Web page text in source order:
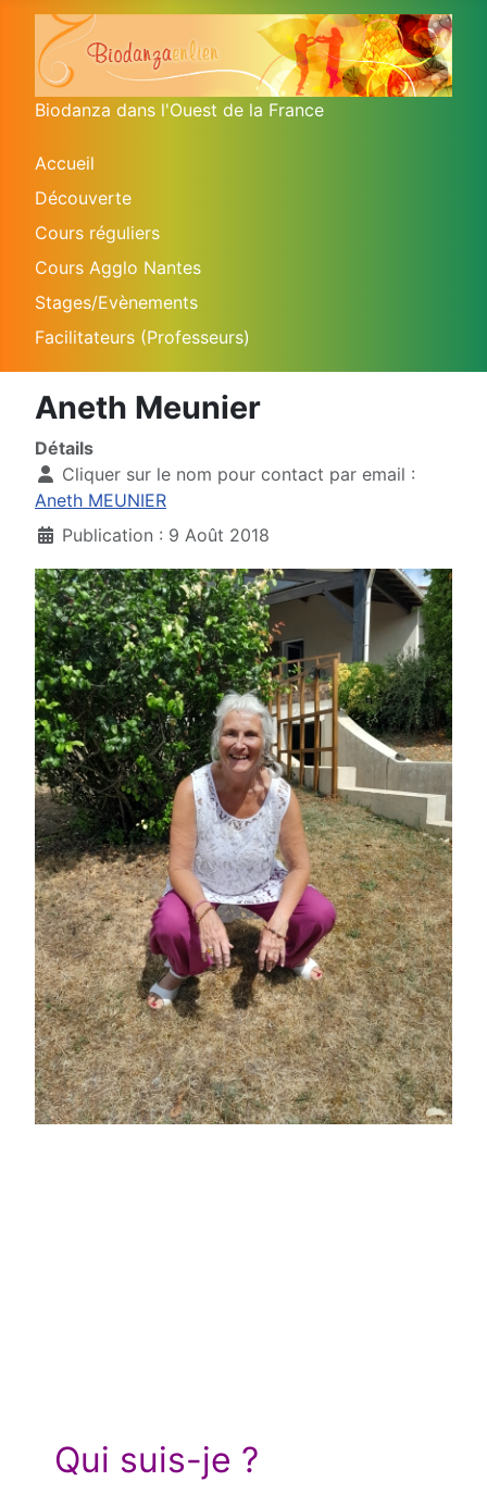
Biodanza dans l'Ouest de la France
Accueil
Découverte
Cours réguliers
Cours Agglo Nantes
Stages/Evènements
Facilitateurs (Professeurs)
Aneth Meunier
Détails
Cliquer sur le nom pour contact par email :
Aneth MEUNIER
Publication : 9 Août 2018
Qui suis-je ?